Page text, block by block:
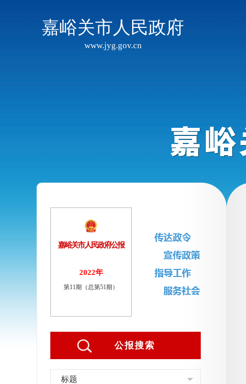
嘉峪关市人民政府
www.jyg.gov.cn
嘉峪关市人民政府公报
2022年
第11期（总第51期）
公报搜索
标题